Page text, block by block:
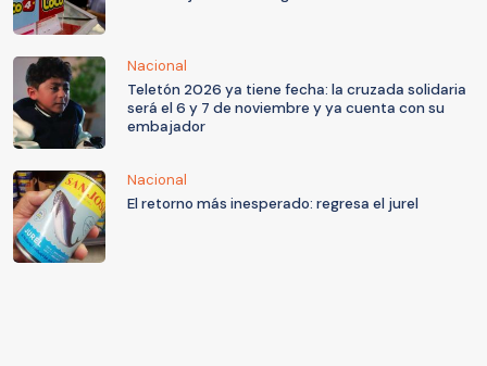
Nacional
Teletón 2026 ya tiene fecha: la cruzada solidaria
será el 6 y 7 de noviembre y ya cuenta con su
embajador
Nacional
El retorno más inesperado: regresa el jurel